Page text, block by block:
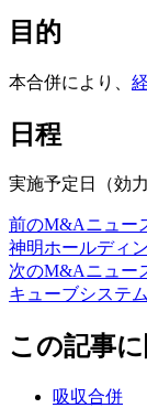
目的
本合併により、
日程
実施予定日（効
前のM&Aニュー
神明ホールディ
次のM&Aニュー
キューブシステ
この記事
吸収合併